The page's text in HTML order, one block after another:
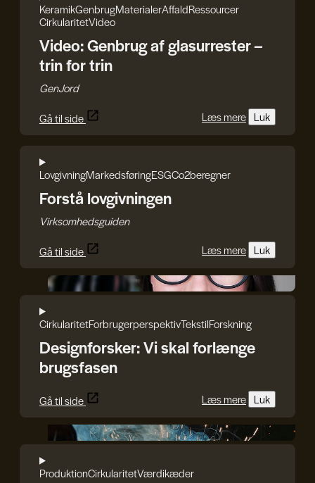
KeramikGenbrugMaterialerAffaldRessourcer
CirkularitetVideo
Video: Genbrug af glasurrester –
trin for trin
GenJord
Gå til side
Læs mere Luk
LovgivningMarkedsføringESGCo2beregner
Forstå lovgivningen
Virksomhedsguiden
Gå til side
Læs mere Luk
Iryna Kucher
CirkularitetForbrugerperspektivTekstilForskning
Designforsker: Vi skal forlænge
brugsfasen
Gå til side Læs mere Luk
ProduktionCirkularitetVærdikæder